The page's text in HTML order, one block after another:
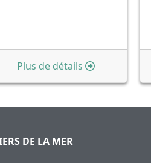
Plus de détails
DE LA MER